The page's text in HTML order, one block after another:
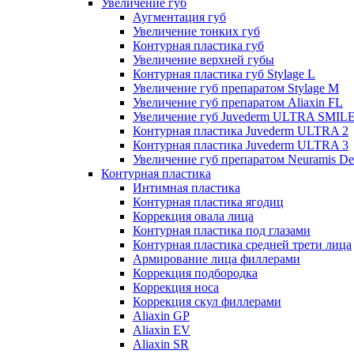
Увеличение губ
Аугментация губ
Увеличение тонких губ
Контурная пластика губ
Увеличение верхней губы
Контурная пластика губ Stylage L
Увеличение губ препаратом Stylage M
Увеличение губ препаратом Aliaxin FL
Увеличение губ Juvederm ULTRA
Контурная пластика Juvederm ULTRA 2
Контурная пластика Juvederm ULTRA 3
Увеличение губ препаратом Neuramis
Контурная пластика
Интимная пластика
Контурная пластика ягодиц
Коррекция овала лица
Контурная пластика под глазами
Контурная пластика средней трети лица
Армирование лица филлерами
Коррекция подбородка
Коррекция носа
Коррекция скул филлерами
Aliaxin GP
Aliaxin EV
Aliaxin SR